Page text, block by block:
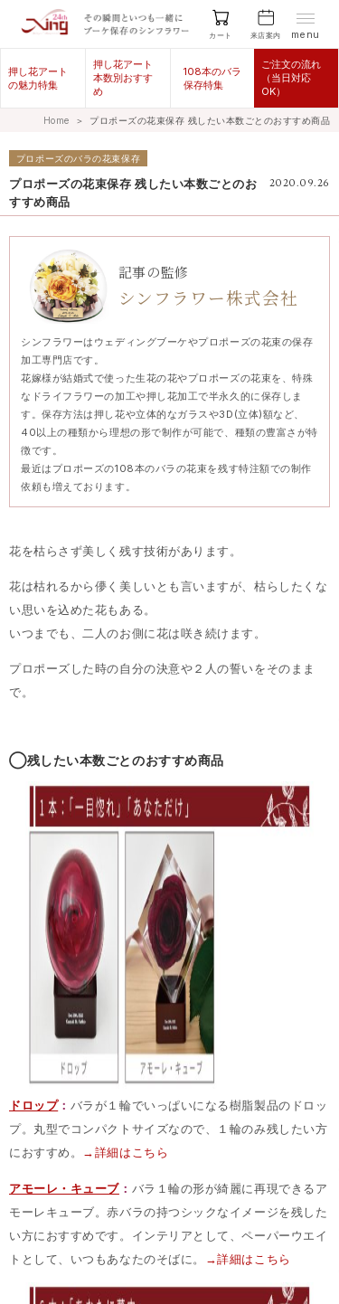
カート 来店案内 menu
押し花アート
の魅力特集
押し花アート
本数別おすす
め
108本のバラ
保存特集
ご注文の流れ
（当日対応
OK）
Home ＞ プロポーズの花束保存 残したい本数ごとのおすすめ商品
プロポーズのバラの花束保存
2020.09.26
プロポーズの花束保存 残したい本数ごとのお
すすめ商品
記事の監修
シンフラワー株式会社
シンフラワーはウェディングブーケやプロポーズの花束の保存
加工専門店です。
花嫁様が結婚式で使った生花の花やプロポーズの花束を、特殊
なドライフラワーの加工や押し花加工で半永久的に保存しま
す。保存方法は押し花や立体的なガラスや3D(立体)額など、
40以上の種類から理想の形で制作が可能で、種類の豊富さが特
徴です。
最近はプロポーズの108本のバラの花束を残す特注額での制作
依頼も増えております。
花を枯らさず美しく残す技術があります。
花は枯れるから儚く美しいとも言いますが、枯らしたくな
い思いを込めた花もある。
いつまでも、二人のお側に花は咲き続けます。
プロポーズした時の自分の決意や２人の誓いをそのまま
で。
◯残したい本数ごとのおすすめ商品
ドロップ： バラが１輪でいっぱいになる樹脂製品のドロッ
プ。丸型でコンパクトサイズなので、１輪のみ残したい方
におすすめ。
→詳細はこちら
アモーレ・キューブ： バラ１輪の形が綺麗に再現できるア
モーレキューブ。赤バラの持つシックなイメージを残した
い方におすすめです。インテリアとして、ペーパーウエイ
トとして、いつもあなたのそばに。
→詳細はこちら